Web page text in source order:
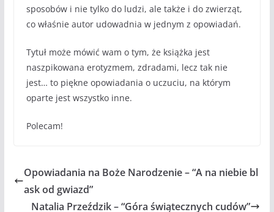
sposobów i nie tylko do ludzi, ale także i do zwierząt,
co właśnie autor udowadnia w jednym z opowiadań.
Tytuł może mówić wam o tym, że książka jest
naszpikowana erotyzmem, zdradami, lecz tak nie
jest… to piękne opowiadania o uczuciu, na którym
oparte jest wszystko inne.
Polecam!
Opowiadania na Boże Narodzenie – “A na niebie bl
ask od gwiazd”
Natalia Przeździk – “Góra świątecznych cudów”